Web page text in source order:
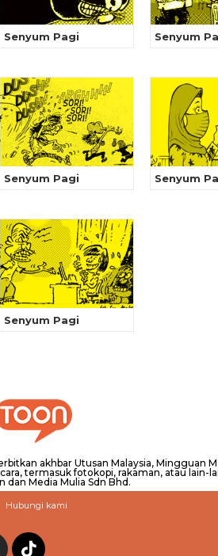
Senyum Pagi Senyum
Senyum Pagi Senyum
Senyum Pagi
akhbar Utusan Malaysia, Mingguan
termasuk fotokopi, rakaman, atau lain-
dan Media Mulia Sdn Bhd.
Hubungi kami